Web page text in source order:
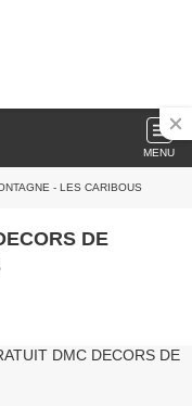
MENU
- LES CARIBOUS
DE